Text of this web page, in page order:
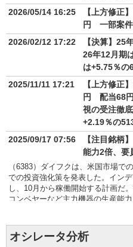
2026/05/14 16:25
【上方修正
円 一部案件
2026/02/12 17:22
【決算】25
26年12月期
は+5.75％の
2025/11/11 17:21
【上方修正
円 配当68
視の受注徹
+2.19％の
2025/09/17 07:56
【注目銘柄
能力2倍、要
（6383）ダイフクは、米国市場で
での投資強化策を発表した。イン
し、10月から稼働開始する計画だ
コンベヤーなど主力機器の生産能力
物流需要増加に応える。さらに人
研究開発拠点を同州内に新設し、
オシレータ分析